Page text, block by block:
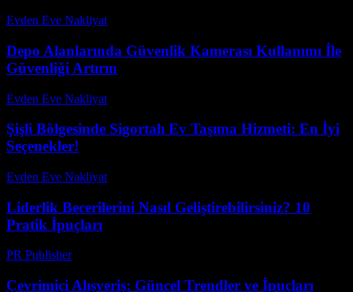
Evden Eve Nakliyat
Depo Alanlarında Güvenlik Kamerası Kullanımı İle
Güvenliği Artırın
Evden Eve Nakliyat
Şişli Bölgesinde Sigortalı Ev Taşıma Hizmeti: En İyi
Seçenekler!
Evden Eve Nakliyat
Liderlik Becerilerini Nasıl Geliştirebilirsiniz? 10
Pratik İpuçları
PR Publisher-
Çevrimiçi Alışveriş: Güncel Trendler ve İpuçları